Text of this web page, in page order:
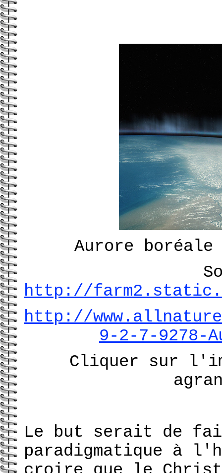
Aurore
http://
http://
9-2-7-9278-
Cliquer sur
Le but serait de
paradigmatique à